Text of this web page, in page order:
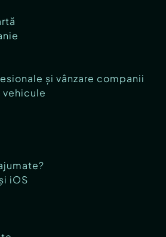
și vânzare companii
vehicule
iOS